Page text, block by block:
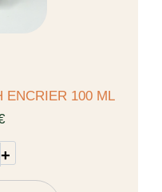
ENCRIER 100 ML
+